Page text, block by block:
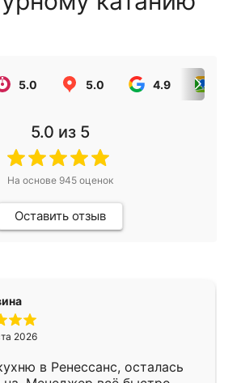
5.0 5.0 4.9
5.0 из 5
На основе 945оценок
Оставить отзыв
2026
в Ренессанс, осталась